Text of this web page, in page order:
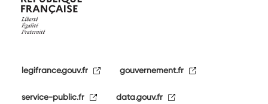
legifrance.gouv.fr gouvernement.fr
service-public.fr data.gouv.fr